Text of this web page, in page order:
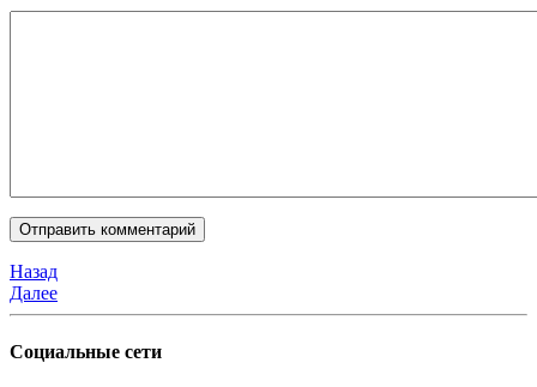
Назад
Далее
Социальные сети